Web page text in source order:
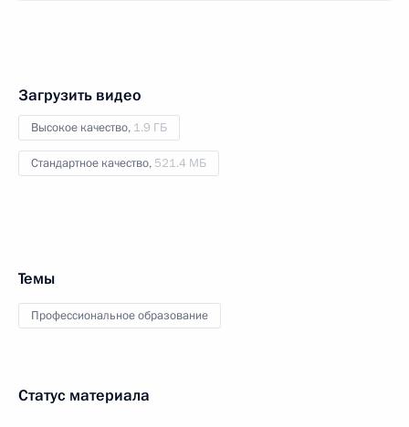
Загрузить видео
Высокое качество, 1.9 ГБ
Стандартное качество, 521.4 МБ
Темы
Профессиональное образование
Статус материала